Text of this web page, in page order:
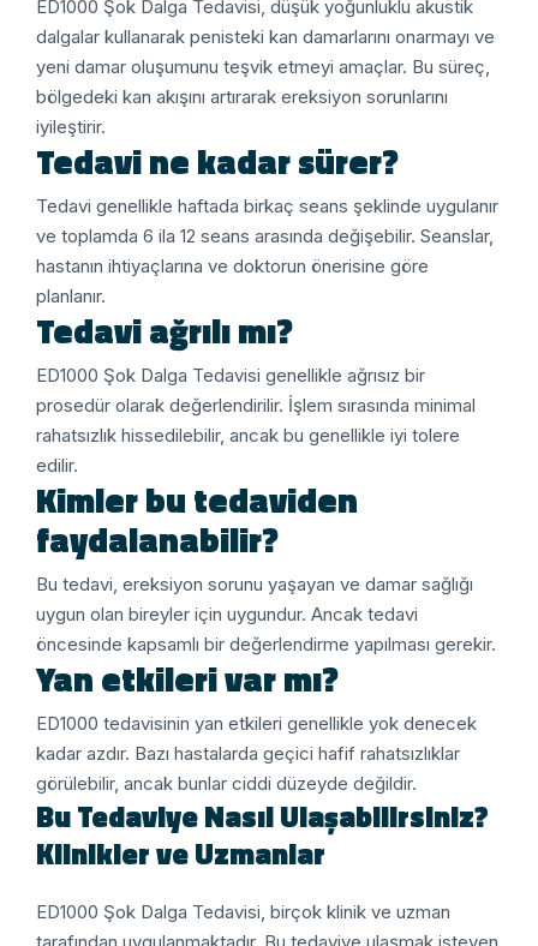
ED1000 Şok Dalga Tedavisi, düşük yoğunluklu akustik
dalgalar kullanarak penisteki kan damarlarını onarmayı ve
yeni damar oluşumunu teşvik etmeyi amaçlar. Bu süreç,
bölgedeki kan akışını artırarak ereksiyon sorunlarını
iyileştirir.
Tedavi ne kadar sürer?
Tedavi genellikle haftada birkaç seans şeklinde uygulanır
ve toplamda 6 ila 12 seans arasında değişebilir. Seanslar,
hastanın ihtiyaçlarına ve doktorun önerisine göre
planlanır.
Tedavi ağrılı mı?
ED1000 Şok Dalga Tedavisi genellikle ağrısız bir
prosedür olarak değerlendirilir. İşlem sırasında minimal
rahatsızlık hissedilebilir, ancak bu genellikle iyi tolere
edilir.
Kimler bu tedaviden
faydalanabilir?
Bu tedavi, ereksiyon sorunu yaşayan ve damar sağlığı
uygun olan bireyler için uygundur. Ancak tedavi
öncesinde kapsamlı bir değerlendirme yapılması gerekir.
Yan etkileri var mı?
ED1000 tedavisinin yan etkileri genellikle yok denecek
kadar azdır. Bazı hastalarda geçici hafif rahatsızlıklar
görülebilir, ancak bunlar ciddi düzeyde değildir.
Bu Tedaviye Nasıl Ulaşabilirsiniz?
Klinikler ve Uzmanlar
ED1000 Şok Dalga Tedavisi, birçok klinik ve uzman